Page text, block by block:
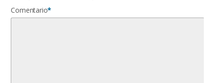
Comentario*